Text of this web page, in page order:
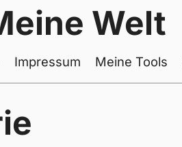
Welt
Impressum Meine Tools